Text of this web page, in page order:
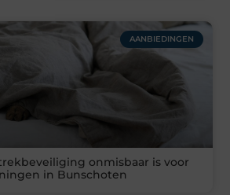
AANBIEDINGEN
onmisbaar is voor
in Bunschoten